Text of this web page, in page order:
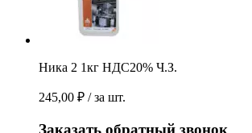
Ника 2 1кг НДС20% Ч.З.
245,00 ₽ / за шт.
Заказать обратный звонок